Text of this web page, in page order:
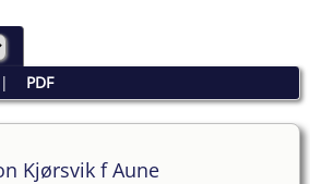
PDF
Kjørsvik f Aune